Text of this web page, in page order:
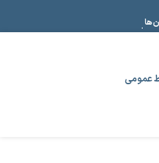
ها
عمومی